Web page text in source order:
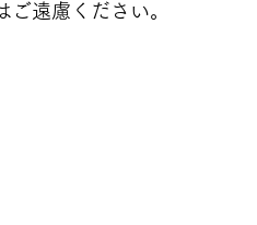
遠慮ください。